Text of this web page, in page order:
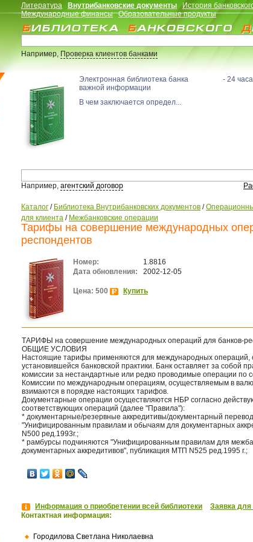
Литература Внутрибанковские документы История
Международные финансы
Образовательные продукты
Например,Проверка клиентов банками
Электронная библиотека банка - 24 часа в
важной информации
В чем заключается определ...
Например, агентский договор
Каталог / Библиотека Внутрибанковских документов /
для клиента / Межбанковские операции
Тарифы на совершение международных
респондентов
Номер:
1.8816
Дата обновления:
2002-12-05
Цена: 500 Купить
ТАРИФЫ на совершение международных операций для банков-
ОБЩИЕ УСЛОВИЯ
Настоящие тарифы применяются для международных операций,
установившейся банковской практики. Банк оставляет за собой
комиссии за нестандартные или редко проводимые операции по
Комиссии по международным операциям, осуществляемым в
взимаются в порядке настоящих тарифов.
Документарные операции осуществляются НБР согласно
соответствующих операций (далее "Правила"):
* документарные/резервные аккредитивы/документарный
"Унифицированным правилам и обычаям для документарных
N500 ред.1993г.;
* рамбурсы подчиняются "Унифицированным правилам для
документарных аккредитивов", публикация МТП N525 ред.1995 г.;
Информация о приобретении всей библиотеки
Заявка
Контактная информация:
Городилова Светлана Николаевна